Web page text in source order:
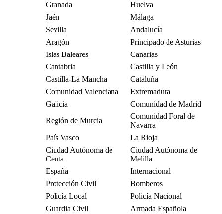
Granada
Huelva
Jaén
Málaga
Sevilla
Andalucía
Aragón
Principado de Asturias
Islas Baleares
Canarias
Cantabria
Castilla y León
Castilla-La Mancha
Cataluña
Comunidad Valenciana
Extremadura
Galicia
Comunidad de Madrid
Región de Murcia
Comunidad Foral de
Navarra
País Vasco
La Rioja
Ciudad Autónoma de
Ceuta
Ciudad Autónoma de
Melilla
España
Internacional
Protección Civil
Bomberos
Policía Local
Policía Nacional
Guardia Civil
Armada Española